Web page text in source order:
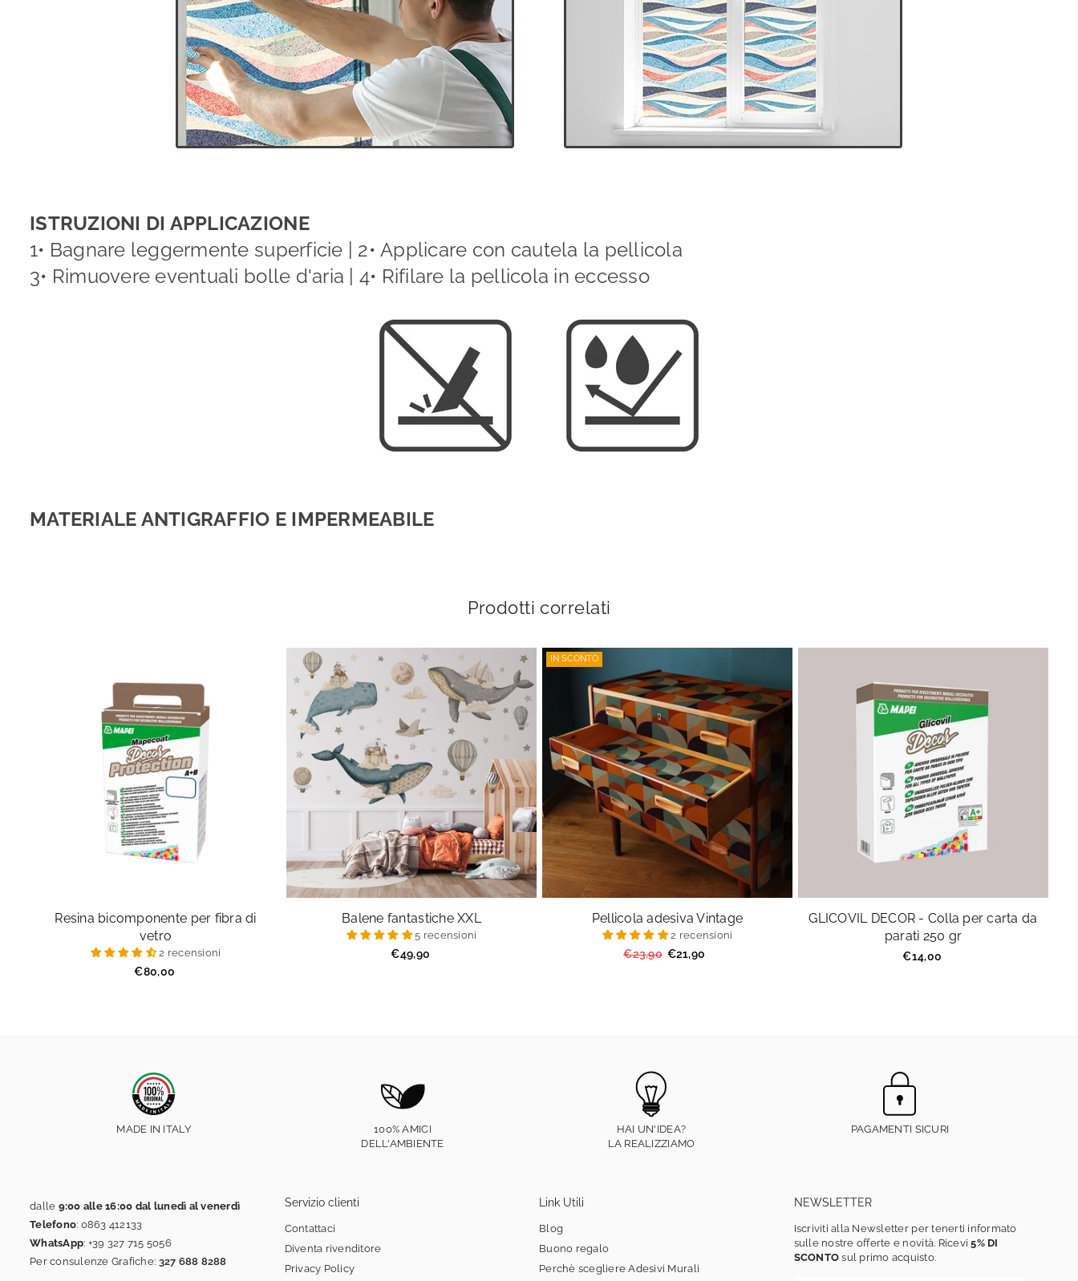
ISTRUZIONI DI APPLICAZIONE
1• Bagnare leggermente superficie | 2• Applicare con cautela la pellicola
3• Rimuovere eventuali bolle d'aria | 4• Rifilare la pellicola in eccesso
MATERIALE ANTIGRAFFIO E IMPERMEABILE
Prodotti correlati
Resina bicomponente per fibra di
vetro
2 recensioni
Prezzo
€80,00
Balene fantastiche XXL
5 recensioni
Prezzo
€49,90
IN SCONTO
Pellicola adesiva Vintage
2 recensioni
Prezzo
€23,90 €21,90
GLICOVIL DECOR - Colla per carta da
parati 250 gr
Prezzo
€14,00
MADE IN ITALY
100% AMICI
DELL'AMBIENTE
HAI UN'IDEA?
LA REALIZZIAMO
PAGAMENTI SICURI
dalle 9:00 alle 16:00 dal lunedì al venerdì
Telefono: 0863 412133
WhatsApp: +39 327 715 5056
Per consulenze Grafiche: 327 688 8288
Servizio clienti
Contattaci
Diventa rivenditore
Privacy Policy
Link Utili
Blog
Buono regalo
Perchè scegliere Adesivi Murali
NEWSLETTER
Iscriviti alla Newsletter per tenerti informato
sulle nostre offerte e novità. Ricevi5% DI
SCONTO sul primo acquisto.